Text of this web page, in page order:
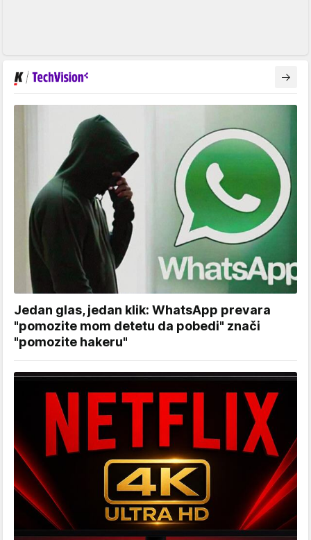
Jedan glas, jedan klik: WhatsApp prevara
"pomozite mom detetu da pobedi" znači
"pomozite hakeru"